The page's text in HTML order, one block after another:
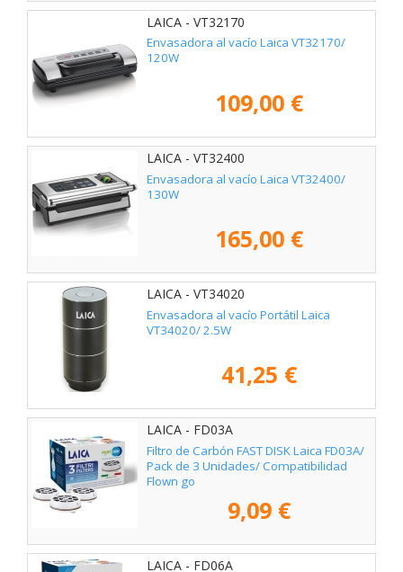
LAICA - VT32170
Envasadora al vacío Laica VT32170/
120W
109,00 €
LAICA - VT32400
Envasadora al vacío Laica VT32400/
130W
165,00 €
LAICA - VT34020
Envasadora al vacío Portátil Laica
VT34020/ 2.5W
41,25 €
LAICA - FD03A
Filtro de Carbón FAST DISK Laica FD03A/
Pack de 3 Unidades/ Compatibilidad
Flown go
9,09 €
LAICA - FD06A